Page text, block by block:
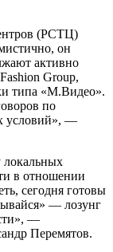
(РСТЦ)
он
активно
Group,
типа «М.Видео».
по
условий», —
локальных
в отношении
сегодня готовы
— лозунг
—
Перемятов.